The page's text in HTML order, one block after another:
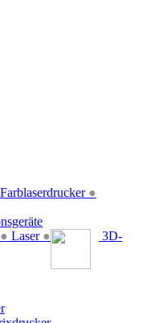
Farblaserdrucker ●
● Laser ● 3D-